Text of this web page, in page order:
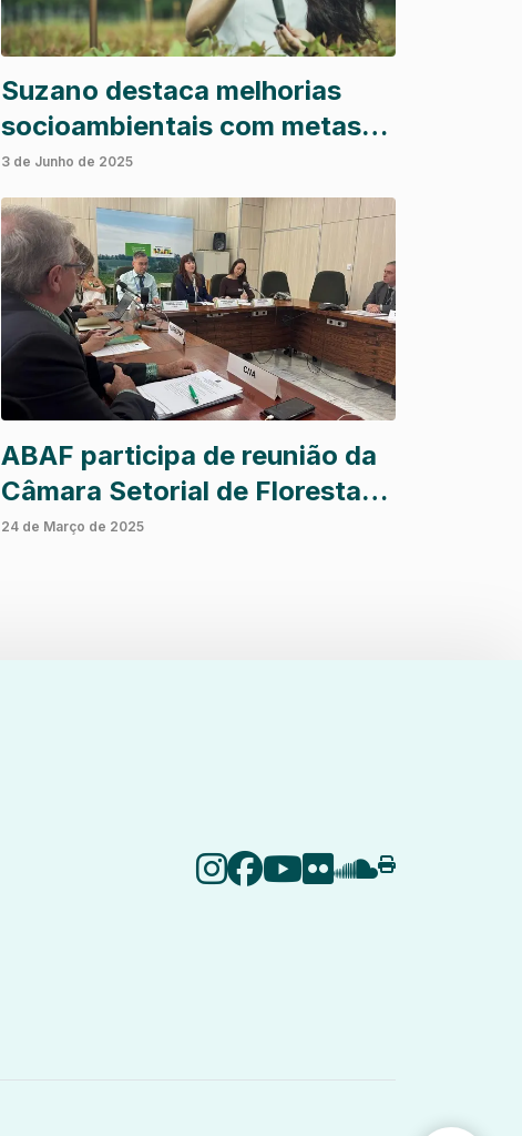
Suzano destaca melhorias
socioambientais com metas
concretas e impacto positivo
no meio ambiente
3 de Junho de 2025
ABAF participa de reunião da
Câmara Setorial de Florestas
Plantadas e evento da Rede
24 de Março de 2025